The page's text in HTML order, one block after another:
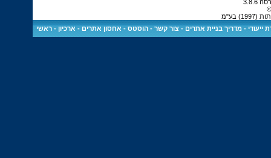
בע"מ
ייעודי -מדריך בניית אתרים -צור קשר -הוסטס - אחסון אתרים - ארכיון -ראשי